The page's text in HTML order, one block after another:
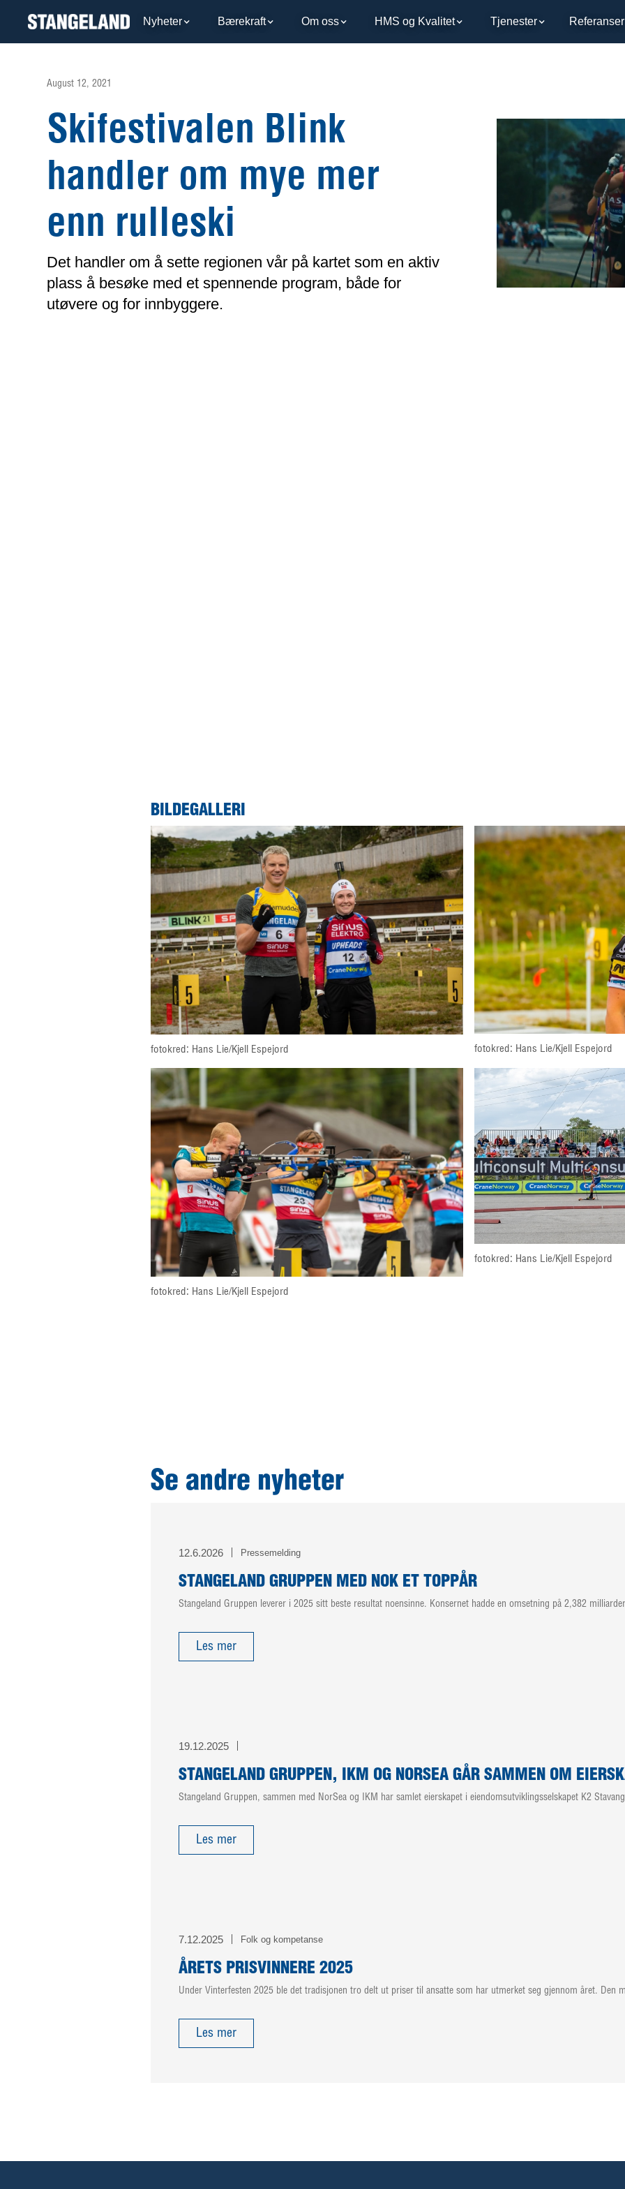
Nyheter Bærekraft Om oss HMS og Kvalitet Tjenester Referanser
August 12, 2021
Skifestivalen Blink
handler om mye mer
enn rulleski
Det handler om å sette regionen vår på kartet som en aktiv
plass å besøke med et spennende program, både for
utøvere og for innbyggere.
BILDEGALLERI
fotokred: Hans Lie/Kjell Espejord fotokred: Hans Lie/Kjell Espejord
fotokred: Hans Lie/Kjell Espejord
fotokred: Hans Lie/Kjell Espejord
Se andre nyheter
12.6.2026 Pressemelding
STANGELAND GRUPPEN MED NOK ET TOPPÅR
Stangeland Gruppen leverer i 2025 sitt beste resultat noensinne. Konsernet hadde en omsetning på 2,382
Les mer
19.12.2025
STANGELAND GRUPPEN, IKM OG NORSEA GÅR SAMMEN OM
Stangeland Gruppen, sammen med NorSea og IKM har samlet eierskapet i eiendomsutviklingsselskapet K2
Les mer
7.12.2025 Folk og kompetanse
ÅRETS PRISVINNERE 2025
Under Vinterfesten 2025 ble det tradisjonen tro delt ut priser til ansatte som har utmerket seg gjennom året. Den
Les mer